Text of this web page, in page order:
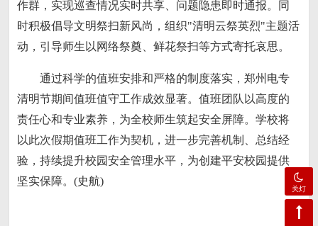
作群，实现巡查情况实时共享、问题隐患即时通报。同
时积极倡导文明祭扫新风尚，组织"清明云祭英烈"主题活
动，引导师生以网络祭奠、鲜花祭扫等方式寄托哀思。
通过科学的值班安排和严格的制度落实，郑州电专
清明节期间值班值守工作成效显著。值班团队以高度的
责任心和专业素养，为全校师生筑起安全屏障。学校将
以此次假期值班工作为契机，进一步完善机制、总结经
验，持续提升校园安全管理水平，为创建平安校园提供
坚实保障。(史航)
关灯